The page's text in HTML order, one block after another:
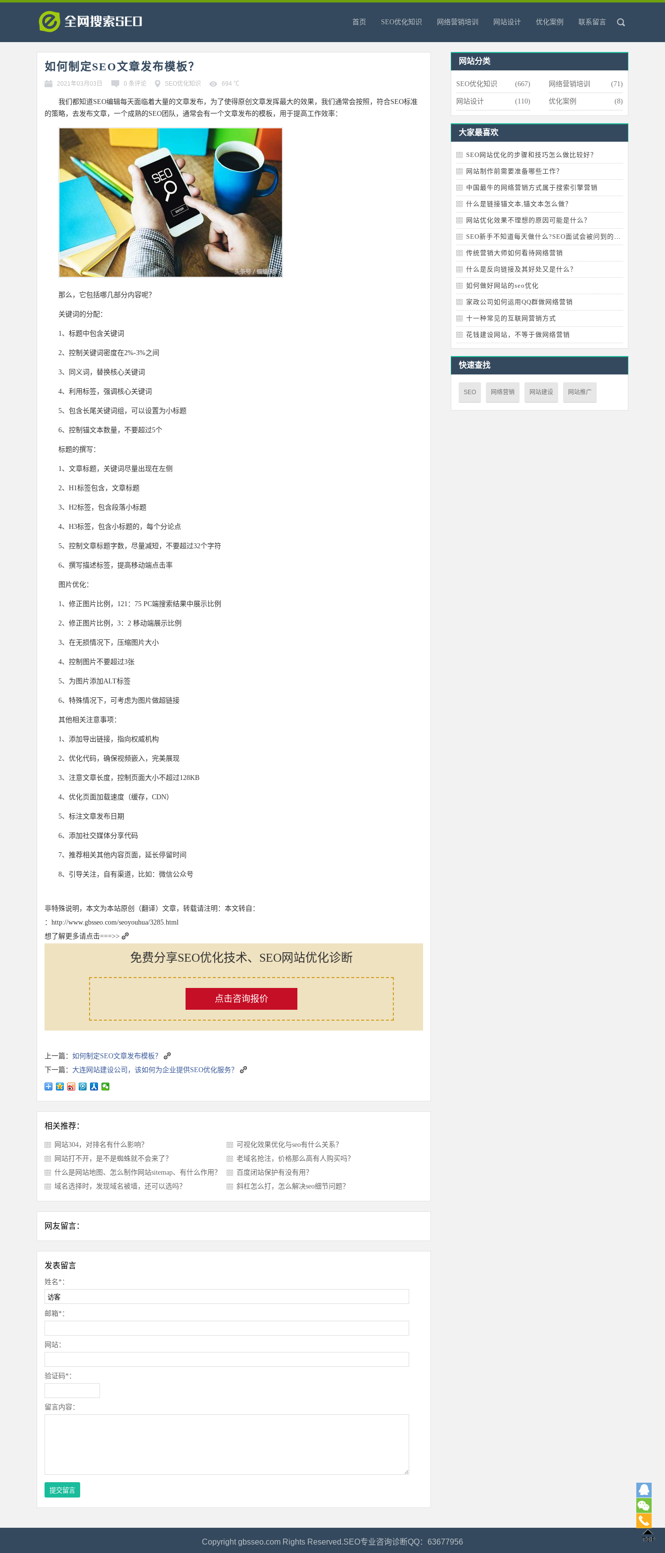
首页 SEO优化知识 网络营销培训 网站设计 优化案例 联系留言
如何制定SEO文章发布模板？
2021年03月03日 0 条评论 SEO优化知识 694 ℃
我们都知道SEO编辑每天面临着大量的文章发布，为了使得原创文章发挥最大的效果，我们通常会按照，符合SEO标准
的策略，去发布文章，一个成熟的SEO团队，通常会有一个文章发布的模板，用于提高工作效率：
那么，它包括哪几部分内容呢？
关键词的分配：
1、标题中包含关键词
2、控制关键词密度在2%-3%之间
3、同义词，替换核心关键词
4、利用标签，强调核心关键词
5、包含长尾关键词组，可以设置为小标题
6、控制锚文本数量，不要超过5个
标题的撰写：
1、文章标题，关键词尽量出现在左侧
2、H1标签包含，文章标题
3、H2标签，包含段落小标题
4、H3标签，包含小标题的，每个分论点
5、控制文章标题字数，尽量减短，不要超过32个字符
6、撰写描述标签，提高移动端点击率
图片优化：
1、修正图片比例，121：75 PC端搜索结果中展示比例
2、修正图片比例，3：2 移动端展示比例
3、在无损情况下，压缩图片大小
4、控制图片不要超过3张
5、为图片添加ALT标签
6、特殊情况下，可考虑为图片做超链接
其他相关注意事项：
1、添加导出链接，指向权威机构
2、优化代码，确保视频嵌入，完美展现
3、注意文章长度，控制页面大小不超过128KB
4、优化页面加载速度（缓存，CDN）
5、标注文章发布日期
6、添加社交媒体分享代码
7、推荐相关其他内容页面，延长停留时间
8、引导关注，自有渠道，比如：微信公众号
非特殊说明，本文为本站原创（翻译）文章，转载请注明：本文转自：
：http://www.gbsseo.com/seoyouhua/3285.html
想了解更多请点击===>>
免费分享SEO优化技术、SEO网站优化诊断
点击咨询报价
上一篇：如何制定SEO文章发布模板？
下一篇：大连网站建设公司，该如何为企业提供SEO优化服务？
相关推荐：
网站304，对排名有什么影响？
可视化效果优化与seo有什么关系？
网站打不开，是不是蜘蛛就不会来了？
老域名抢注，价格那么高有人购买吗？
什么是网站地图、怎么制作网站sitemap、有什么作用？
百度闭站保护有没有用？
域名选择时，发现域名被墙，还可以选吗？
斜杠怎么打，怎么解决seo细节问题？
网友留言：
发表留言
姓名*：
邮箱*：
网站：
验证码*：
留言内容：
网站分类
SEO优化知识 (667) 网络营销培训 (71)
网站设计 (110) 优化案例 (8)
大家最喜欢
SEO网站优化的步骤和技巧怎么做比较好？
网站制作前需要准备哪些工作？
中国最牛的网络营销方式属于搜索引擎营销
什么是链接锚文本,锚文本怎么做？
网站优化效果不理想的原因可能是什么？
SEO新手不知道每天做什么?SEO面试会被问到的问题
传统营销大师如何看待网络营销
什么是反向链接及其好处又是什么？
如何做好网站的seo优化
家政公司如何运用QQ群做网络营销
十一种常见的互联网营销方式
花钱建设网站，不等于做网络营销
快速查找
SEO 网络营销 网站建设 网站推广
Copyright gbsseo.com Rights Reserved.SEO专业咨询诊断QQ：63677956